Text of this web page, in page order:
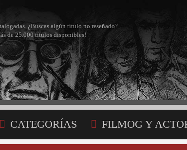
¿Buscas algún título no reseñado?
de 25.000 títulos disponibles!
CATEGORÍAS FILMOG Y